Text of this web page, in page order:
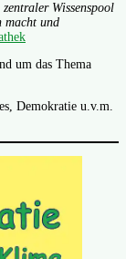
Wissenspool
macht und
um das Thema
Demokratie u.v.m.